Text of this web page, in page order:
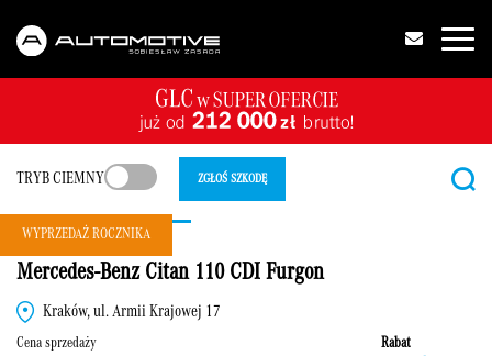
TRYB CIEMNY ZGŁOŚ SZKODĘ
WYPRZEDAŻ ROCZNIKA
Mercedes-Benz Citan 110 CDI Furgon
Kraków, ul. Armii Krajowej 17
Cena sprzedaży Rabat